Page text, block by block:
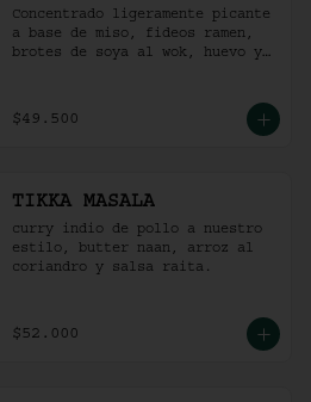
Concentrado ligeramente picante
a base de miso, fideos ramen,
brotes de soya al wok, huevo y
$49.500
TIKKA MASALA
curry indio de pollo a nuestro
estilo, butter naan, arroz al
coriandro y salsa raita.
$52.000